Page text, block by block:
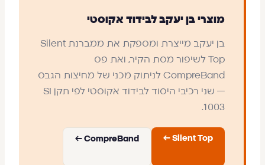
מוצרי בן יעקב לבידוד אקוסטי
בן יעקב מייצרת ומספקת את ממברנת Silent
Top לשיפור מסת הקיר, ואת פס
CompreBand לניתוק מכני של מחיצות הגבס
— שני רכיבי היסוד לבידוד אקוסטי לפי תקן SI
1003.
Silent Top ←
CompreBand ←